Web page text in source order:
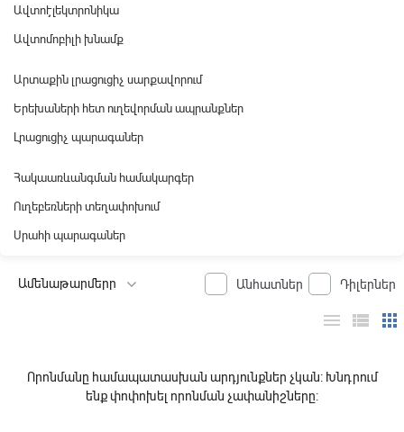
Ավտոէլեկտրոնիկա
Ավտոմոբիլի խնամք
Արտաքին լրացուցիչ սարքավորում
Երեխաների հետ ուղեվորման ապրանքներ
Լրացուցիչ պարագաներ
Հակաառևանգման համակարգեր
Ուղեբեռների տեղափոխում
Սրահի պարագաներ
Անհատներ Դիլերներ
apps
view_list
menu
Որոնմանը համապատասխան արդյունքներ չկան: Խնդրում
ենք փոփոխել որոնման չափանիշները: